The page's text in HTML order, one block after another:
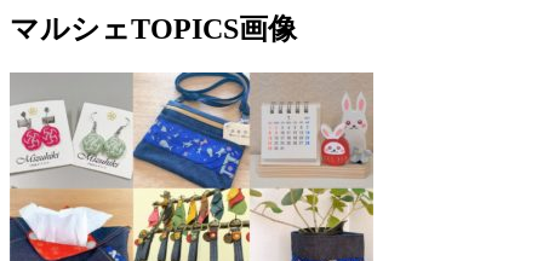
マルシェTOPICS画像